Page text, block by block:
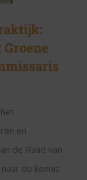
en
de Raad van
de kennis